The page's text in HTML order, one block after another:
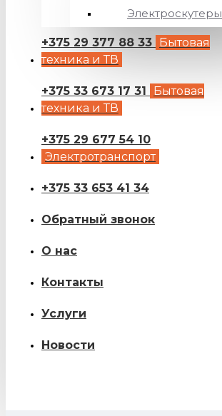
Электроскутеры
+375 29 377 88 33 Бытовая
техника и ТВ
+375 33 673 17 31
Бытовая
техника и ТВ
+375 29 677 54 10
Электротранспорт
+375 33 653 41 34
Обратный звонок
О нас
Контакты
Услуги
Новости